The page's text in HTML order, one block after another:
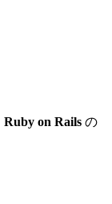
Ruby on Rails の